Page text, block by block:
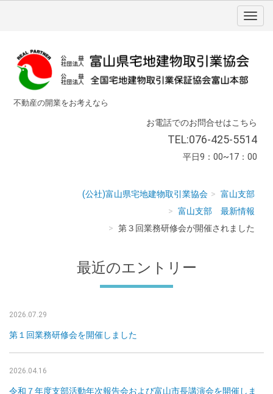
不動産の開業をお考えなら
お電話でのお問合せはこちら
TEL:076-425-5514
平日9：00~17：00
(公社)富山県宅地建物取引業協会
富山支部
富山支部 最新情報
第３回業務研修会が開催されました
最近のエントリー
2026.07.29
第１回業務研修会を開催しました
2026.04.16
令和７年度支部活動年次報告会および富山市長講演会を開催しま